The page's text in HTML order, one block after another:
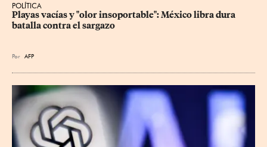
POLÍTICA
Playas vacías y "olor insoportable": México libra dura
batalla contra el sargazo
Por AFP